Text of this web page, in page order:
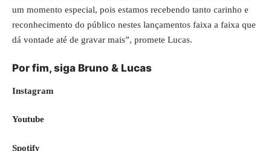
um momento especial, pois estamos recebendo tanto carinho e
reconhecimento do público nestes lançamentos faixa a faixa que
dá vontade até de gravar mais”, promete Lucas.
Por fim, siga Bruno & Lucas
Instagram
Youtube
Spotify